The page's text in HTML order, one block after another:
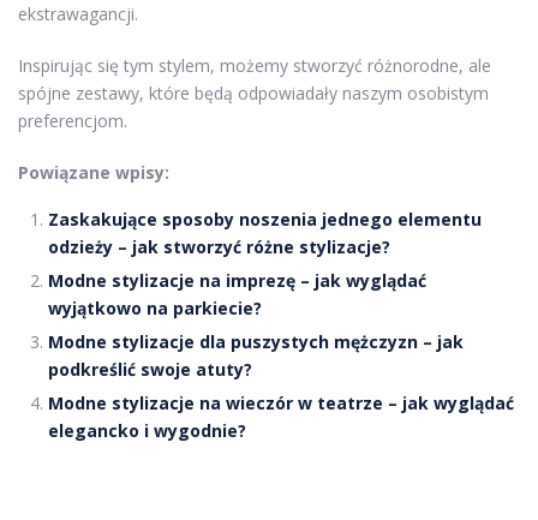
ekstrawagancji.
Inspirując się tym stylem, możemy stworzyć różnorodne, ale
spójne zestawy, które będą odpowiadały naszym osobistym
preferencjom.
Powiązane wpisy:
Zaskakujące sposoby noszenia jednego elementu
odzieży – jak stworzyć różne stylizacje?
Modne stylizacje na imprezę – jak wyglądać
wyjątkowo na parkiecie?
Modne stylizacje dla puszystych mężczyzn – jak
podkreślić swoje atuty?
Modne stylizacje na wieczór w teatrze – jak wyglądać
elegancko i wygodnie?